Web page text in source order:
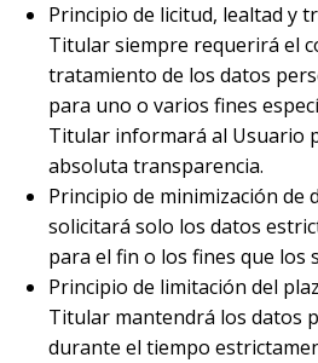
Principio de licitud, lealtad y
Titular siempre requerirá el
tratamiento de los datos
para uno o varios fines
Titular informará al Usuario
absoluta transparencia.
Principio de minimización de
solicitará solo los datos
para el fin o los fines que los
Principio de limitación del
Titular mantendrá los datos
durante el tiempo